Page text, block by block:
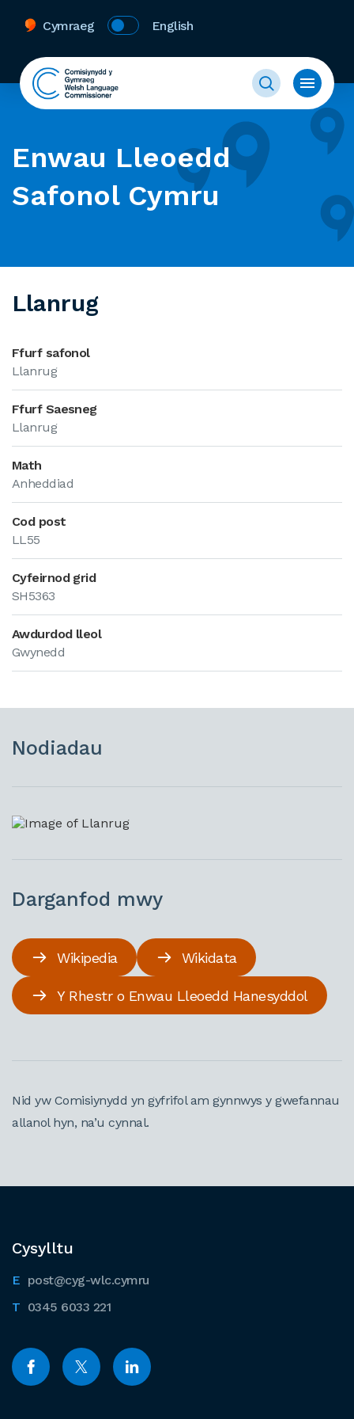
Cymraeg English
Enwau Lleoedd
Safonol Cymru
Llanrug
Ffurf safonol
Llanrug
Ffurf Saesneg
Llanrug
Math
Anheddiad
Cod post
LL55
Cyfeirnod grid
SH5363
Awdurdod lleol
Gwynedd
Nodiadau
Darganfod mwy
Wikipedia Wikidata
Y Rhestr o Enwau Lleoedd Hanesyddol
Nid yw Comisiynydd yn gyfrifol am gynnwys y gwefannau
allanol hyn, na’u cynnal.
Cysylltu
post@cyg-wlc.cymru
0345 6033 221